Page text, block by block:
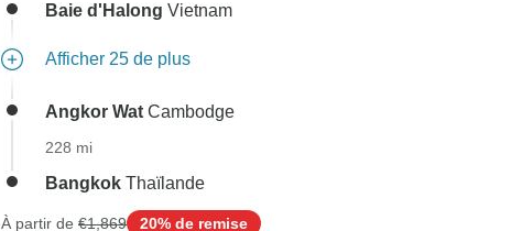
Baie d'Halong Vietnam
Afficher 25 de plus
Angkor Wat Cambodge
228 mi
Bangkok Thaïlande
À partir de €1,869 20% de remise